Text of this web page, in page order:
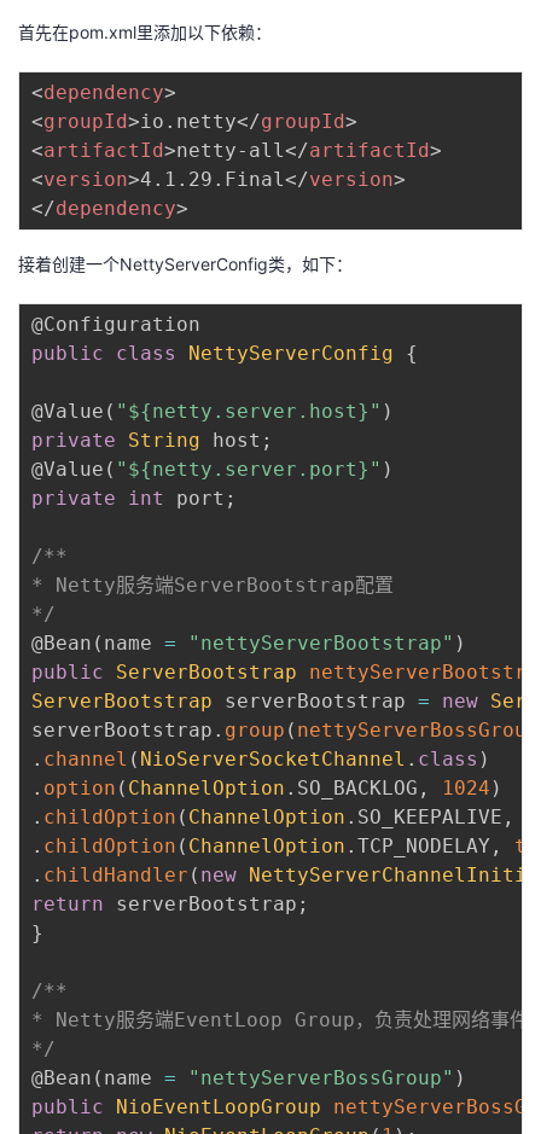
首先在pom.xml里添加以下依赖：
<dependency>
<groupId>io.netty</groupId>
<artifactId>netty-all</artifactId>
<version>4.1.29.Final</version>
</dependency>
接着创建一个NettyServerConfig类，如下：
@Configuration
public
class NettyServerConfig {
@Value ( "${netty.server.host}" )
private
String host ;
@Value ( "${netty.server.port}" )
private
int port ;
/**
* Netty服务端ServerBootstrap配置
*/
@Bean ( name = "nettyServerBootstrap" )
public
ServerBootstrap
ServerBootstrap serverBootstrap = new
serverBootstrap . group ( nettyServerBossGroup
. channel ( NioServerSocketChannel . class )
. option ( ChannelOption . SO_BACKLOG , 1024 )
. childOption ( ChannelOption . SO_KEEPALIVE ,
. childOption ( ChannelOption . TCP_NODELAY ,
. childHandler ( new
return serverBootstrap ;
}
/**
* Netty服务端EventLoop Group，负责处理网络事件
*/
@Bean ( name = "nettyServerBossGroup" )
public
NioEventLoopGroup